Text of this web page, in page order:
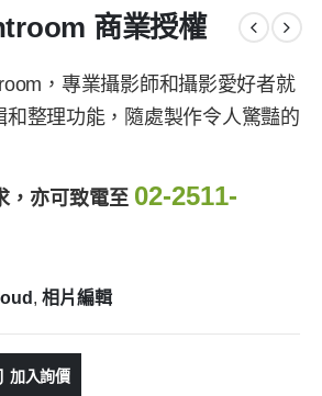
商業授權
，專業攝影師和攝影愛好者就
和整理功能，隨處製作令人驚豔的
，亦可致電至 02-2511-
, 相片編輯
加入詢價